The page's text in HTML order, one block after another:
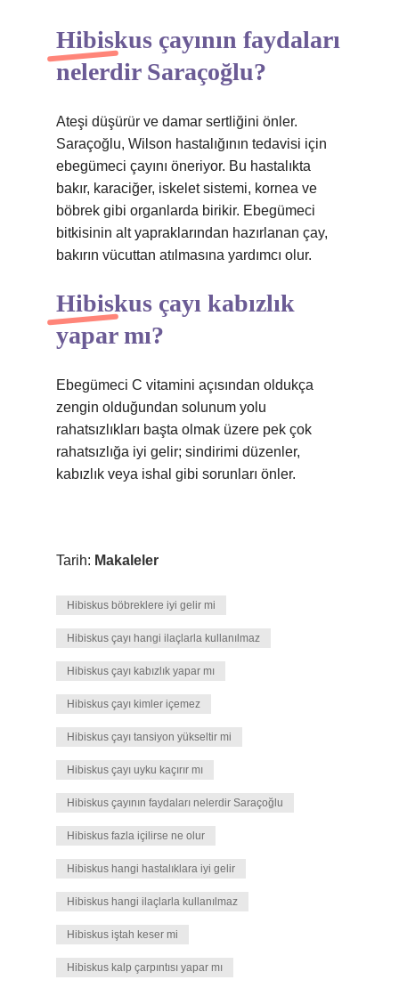
Hibiskus çayının faydaları
nelerdir Saraçoğlu?
Ateşi düşürür ve damar sertliğini önler.
Saraçoğlu, Wilson hastalığının tedavisi için
ebegümeci çayını öneriyor. Bu hastalıkta
bakır, karaciğer, iskelet sistemi, kornea ve
böbrek gibi organlarda birikir. Ebegümeci
bitkisinin alt yapraklarından hazırlanan çay,
bakırın vücuttan atılmasına yardımcı olur.
Hibiskus çayı kabızlık
yapar mı?
Ebegümeci C vitamini açısından oldukça
zengin olduğundan solunum yolu
rahatsızlıkları başta olmak üzere pek çok
rahatsızlığa iyi gelir; sindirimi düzenler,
kabızlık veya ishal gibi sorunları önler.
Tarih: Makaleler
Hibiskus böbreklere iyi gelir mi
Hibiskus çayı hangi ilaçlarla kullanılmaz
Hibiskus çayı kabızlık yapar mı
Hibiskus çayı kimler içemez
Hibiskus çayı tansiyon yükseltir mi
Hibiskus çayı uyku kaçırır mı
Hibiskus çayının faydaları nelerdir Saraçoğlu
Hibiskus fazla içilirse ne olur
Hibiskus hangi hastalıklara iyi gelir
Hibiskus hangi ilaçlarla kullanılmaz
Hibiskus iştah keser mi
Hibiskus kalp çarpıntısı yapar mı